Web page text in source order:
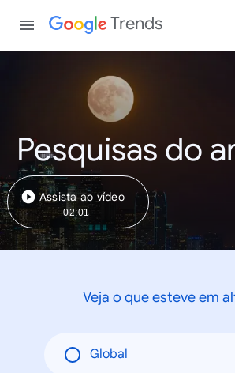
Trends
Pesquisas do
Assista ao vídeo
02:01
Veja o que esteve em
Global